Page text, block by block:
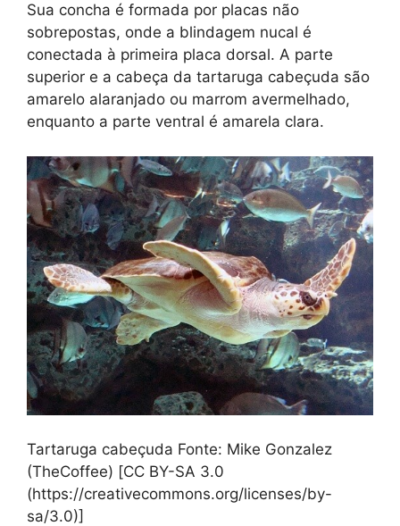
Sua concha é formada por placas não
sobrepostas, onde a blindagem nucal é
conectada à primeira placa dorsal. A parte
superior e a cabeça da tartaruga cabeçuda são
amarelo alaranjado ou marrom avermelhado,
enquanto a parte ventral é amarela clara.
Tartaruga cabeçuda Fonte: Mike Gonzalez
(TheCoffee) [CC BY-SA 3.0
(https://creativecommons.org/licenses/by-
sa/3.0)]